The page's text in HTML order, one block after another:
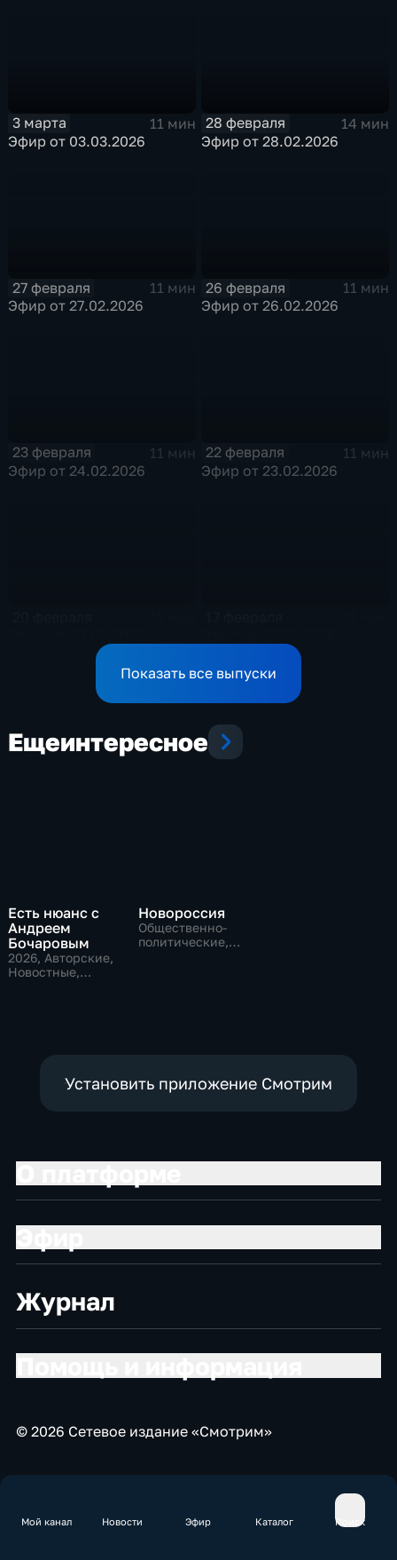
Мой канал Новости Эфир Каталог Поиск
3 марта
11 мин
Эфир от 03.03.2026
28 февраля
14 мин
Эфир от 28.02.2026
27 февраля
11 мин
Эфир от 27.02.2026
26 февраля
11 мин
Эфир от 26.02.2026
23 февраля
11 мин
Эфир от 24.02.2026
22 февраля
11 мин
Эфир от 23.02.2026
Показать все выпуски
Ещеинтересное
Есть нюанс с
Андреем
Бочаровым
2026, Авторские,
Новостные,
Новороссия
Общественно-
политические,
Установить приложение Смотрим
Журнал
© 2026 Сетевое издание «Смотрим»